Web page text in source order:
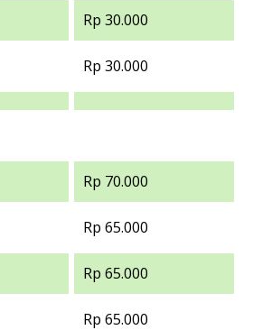
Rp 30.000
Rp 30.000
Rp 70.000
Rp 65.000
Rp 65.000
Rp 65.000